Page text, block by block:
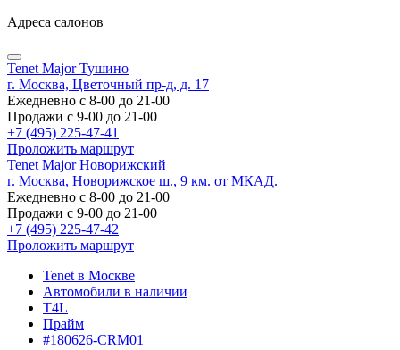
Адреса салонов
Tenet Major Тушино
г. Москва, Цветочный пр-д, д. 17
Ежедневно с 8-00 до 21-00
Продажи с 9-00 до 21-00
+7 (495) 225-47-41
Проложить маршрут
Tenet Major Новорижский
г. Москва, Новорижское ш., 9 км. от МКАД.
Ежедневно с 8-00 до 21-00
Продажи с 9-00 до 21-00
+7 (495) 225-47-42
Проложить маршрут
Tenet в Москве
Автомобили в наличии
T4L
Прайм
#180626-CRM01